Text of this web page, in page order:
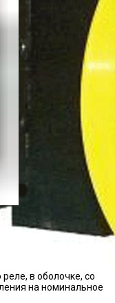
в оболочке, со
на номинальное